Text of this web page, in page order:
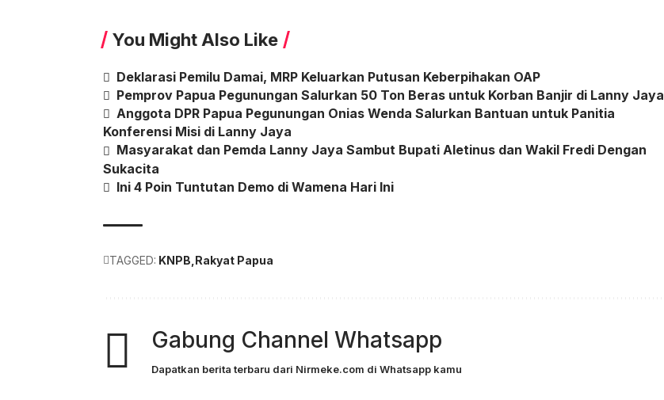
You Might Also Like
Deklarasi Pemilu Damai, MRP Keluarkan Putusan Keberpihakan OAP
Pemprov Papua Pegunungan Salurkan 50 Ton Beras untuk Korban Banjir di Lanny Jaya
Anggota DPR Papua Pegunungan Onias Wenda Salurkan Bantuan untuk Panitia
Konferensi Misi di Lanny Jaya
Masyarakat dan Pemda Lanny Jaya Sambut Bupati Aletinus dan Wakil Fredi Dengan
Sukacita
Ini 4 Poin Tuntutan Demo di Wamena Hari Ini
TAGGED: KNPB Rakyat Papua
Gabung Channel Whatsapp
Dapatkan berita terbaru dari Nirmeke.com di Whatsapp kamu